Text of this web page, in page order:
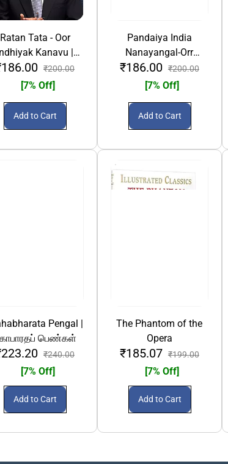
Ratan Tata - Oor
Indhiyak Kanavu |
ரத்தன் டாடா - ஓர்
இந்தியக் கனவு
₹200.00
[7% Off]
Add to Cart
Pandaiya India
Nanayangal-Orr
Arimugam | பண்டைய
இந்திய நாணயங்கள் - ஓர்
₹186.00 ₹200.00
[7% Off]
Add to Cart
Pengal |
பெண்கள்
₹240.00
[7% Off]
Add to Cart
The Phantom of the
Opera
₹185.07 ₹199.00
[7% Off]
Add to Cart